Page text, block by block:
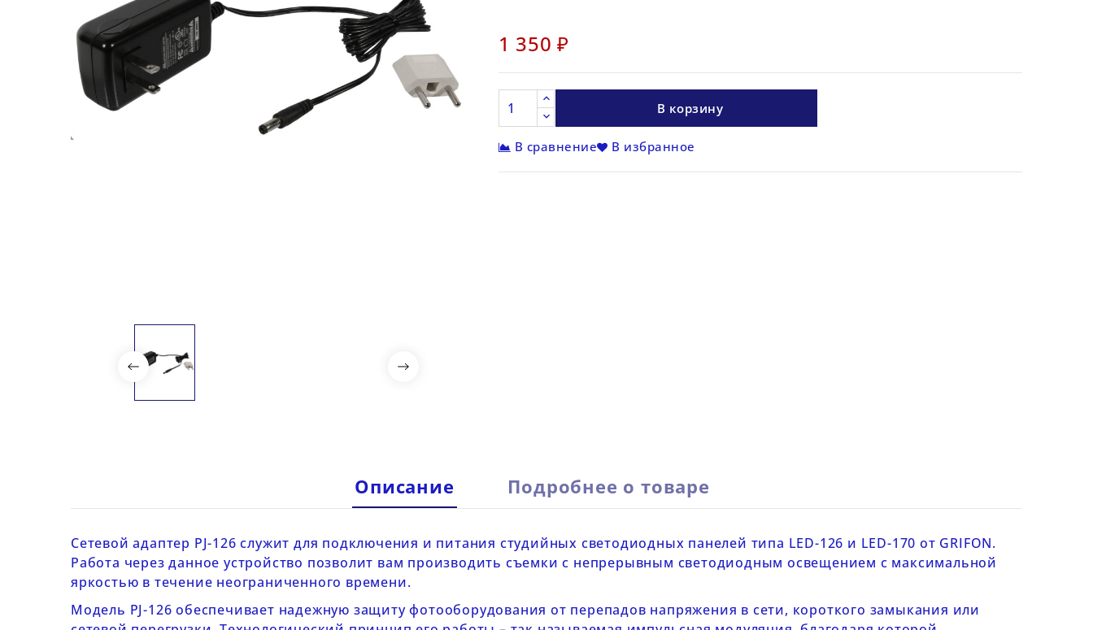
1 350 ₽
В корзину
В сравнение В избранное
Описание Подробнее о товаре
Сетевой адаптер PJ-126 служит для подключения и питания студийных светодиодных панелей типа LED-126 и LED-170 от GRIFON.
Работа через данное устройство позволит вам производить съемки с непрерывным светодиодным освещением с максимальной
яркостью в течение неограниченного времени.
Модель PJ-126 обеспечивает надежную защиту фотооборудования от перепадов напряжения в сети, короткого замыкания или